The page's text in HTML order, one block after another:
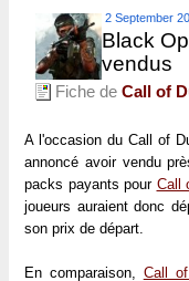
2 September
Black
vendus
Fiche de Call of
A l'occasion du Call of
annoncé avoir vendu
packs payants pour Call
joueurs auraient donc
son prix de départ.
En comparaison, Call